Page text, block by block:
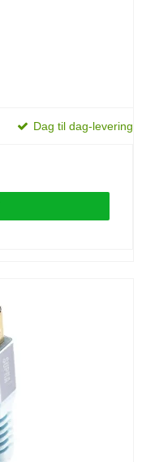
Dag til dag-levering